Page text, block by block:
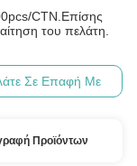
CTN.Επίσης
του πελάτη.
Σε Επαφή Με
Προϊόντων